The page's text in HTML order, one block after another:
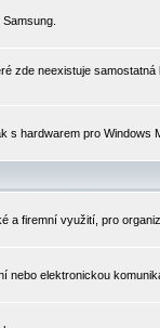
zde neexistuje
s hardwarem pro Windows
a firemní využití, pro
nebo elektronickou